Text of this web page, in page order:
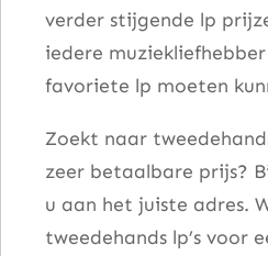
verder stijgende lp
iedere
favoriete lp moeten
Zoekt naar
zeer betaalbare prijs?
u aan het juiste adres.
tweedehands lp’s voor